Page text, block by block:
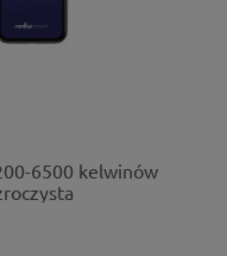
6500 kelwinów